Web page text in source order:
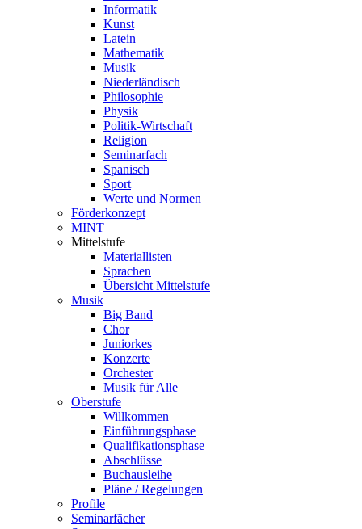
Informatik
Kunst
Latein
Mathematik
Musik
Niederländisch
Philosophie
Physik
Politik-Wirtschaft
Religion
Seminarfach
Spanisch
Sport
Werte und Normen
Förderkonzept
MINT
Mittelstufe
Materiallisten
Sprachen
Übersicht Mittelstufe
Musik
Big Band
Chor
Juniorkes
Konzerte
Orchester
Musik für Alle
Oberstufe
Willkommen
Einführungsphase
Qualifikationsphase
Abschlüsse
Buchausleihe
Pläne / Regelungen
Profile
Seminarfächer